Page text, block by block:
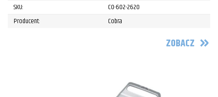
SKU:
CO-602-2620
Producent:
Cobra
ZOBACZ